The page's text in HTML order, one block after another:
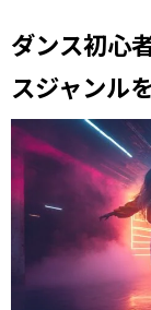
ダンス初心
スジャンル